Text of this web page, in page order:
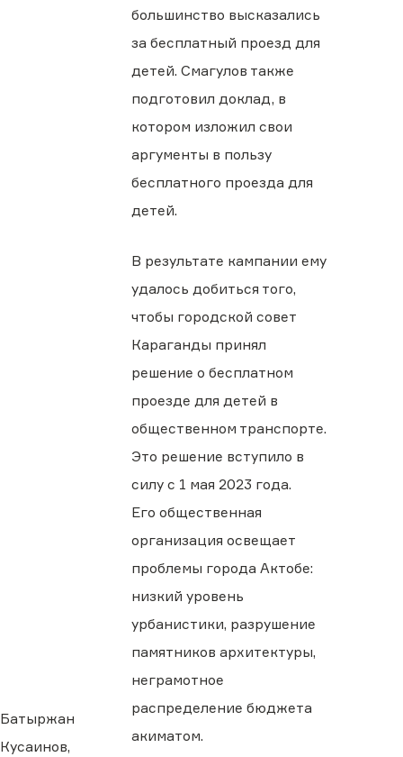
большинство высказались
за бесплатный проезд для
детей. Смагулов также
подготовил доклад, в
котором изложил свои
аргументы в пользу
бесплатного проезда для
детей.
В результате кампании ему
удалось добиться того,
чтобы городской совет
Караганды принял
решение о бесплатном
проезде для детей в
общественном транспорте.
Это решение вступило в
силу с 1 мая 2023 года.
Батыржан
Кусаинов,
Его общественная
организация освещает
проблемы города Актобе:
низкий уровень
урбанистики, разрушение
памятников архитектуры,
неграмотное
распределение бюджета
акиматом.